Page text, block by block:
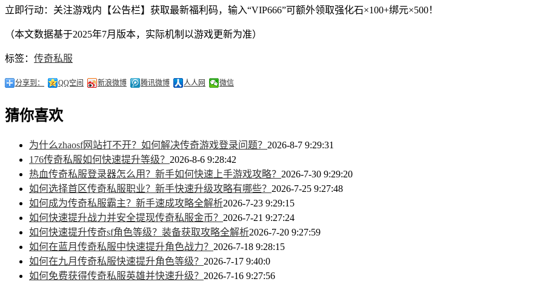
立即行动：关注游戏内【公告栏】获取最新福利码，输入“VIP666”可额外领取强化石×100+绑元×500！
（本文数据基于2025年7月版本，实际机制以游戏更新为准）
标签： 传奇私服
分享到： QQ空间 新浪微博 腾讯微博 人人网 微信
猜你喜欢
为什么zhaosf网站打不开？如何解决传奇游戏登录问题？ 2026-8-7 9:29:31
176传奇私服如何快速提升等级？ 2026-8-6 9:28:42
热血传奇私服登录器怎么用？新手如何快速上手游戏攻略？ 2026-7-30 9:29:20
如何选择首区传奇私服职业？新手快速升级攻略有哪些？ 2026-7-25 9:27:48
如何成为传奇私服霸主？新手速成攻略全解析2026-7-23 9:29:15
如何快速提升战力并安全提现传奇私服金币？ 2026-7-21 9:27:24
如何快速提升传奇sf角色等级？装备获取攻略全解析2026-7-20 9:27:59
如何在蓝月传奇私服中快速提升角色战力？ 2026-7-18 9:28:15
如何在九月传奇私服快速提升角色等级？ 2026-7-17 9:40:0
如何免费获得传奇私服英雄并快速升级？ 2026-7-16 9:27:56